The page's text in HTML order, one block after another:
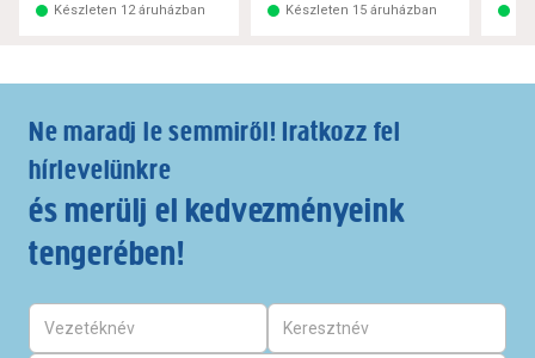
Készleten 12 áruházban
Készleten 15 áruházban
Ne maradj le semmiről! Iratkozz fel
hírlevelünkre
és merülj el kedvezményeink
tengerében!